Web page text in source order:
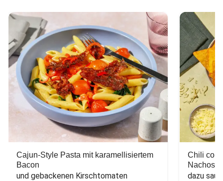
Cajun-Style Pasta mit karamellisiertem
Bacon
und gebackenen Kirschtomaten
Chili con
Nachos
dazu